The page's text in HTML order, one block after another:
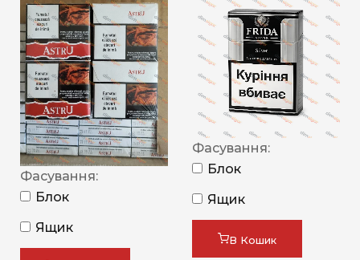
Фасування:
Блок
Ящик
Фасування:
Блок
Ящик
В Кошик